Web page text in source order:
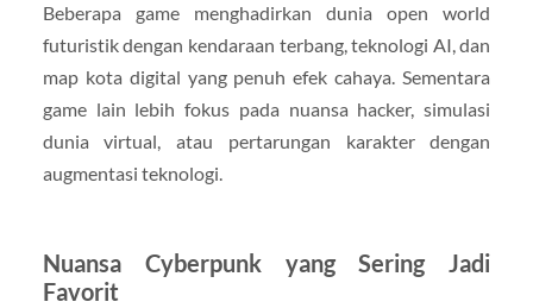
Beberapa game menghadirkan dunia open world
futuristik dengan kendaraan terbang, teknologi AI, dan
map kota digital yang penuh efek cahaya. Sementara
game lain lebih fokus pada nuansa hacker, simulasi
dunia virtual, atau pertarungan karakter dengan
augmentasi teknologi.
Nuansa Cyberpunk yang Sering Jadi
Favorit